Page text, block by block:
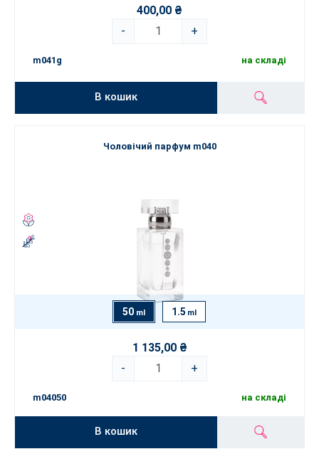
400,00 ₴
-
+
m041g на складі
В кошик
Чоловічий парфум m040
50 ml 1.5 ml
1 135,00 ₴
-
+
m04050 на складі
В кошик